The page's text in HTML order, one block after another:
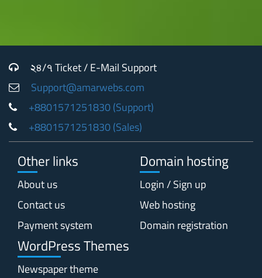
২৪/৭ Ticket / E-Mail Support
Support@amarwebs.com
+8801571251830 (Support)
+8801571251830 (Sales)
Other links
About us
Contact us
Payment system
Domain hosting
Login / Sign up
Web hosting
Domain registration
WordPress Themes
Newspaper theme